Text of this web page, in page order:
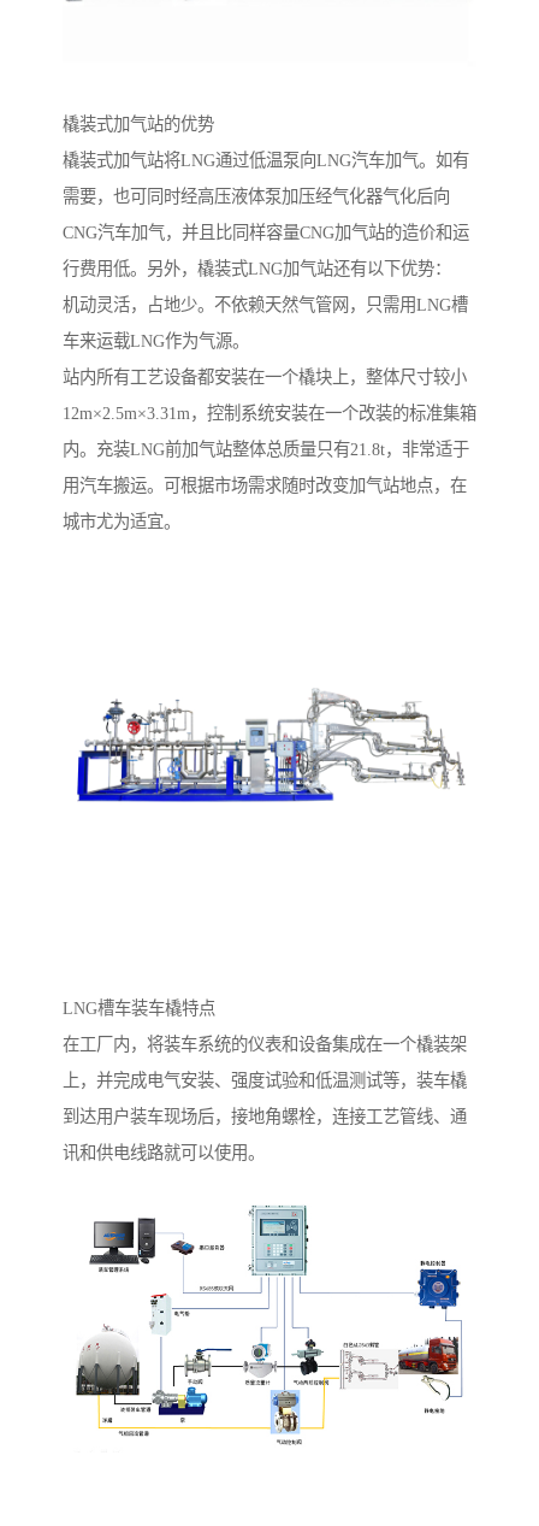
橇装式加气站的优势
橇装式加气站将LNG通过低温泵向LNG汽车加气。如有
需要，也可同时经高压液体泵加压经气化器气化后向
CNG汽车加气，并且比同样容量CNG加气站的造价和运
行费用低。另外，橇装式LNG加气站还有以下优势：
机动灵活，占地少。不依赖天然气管网，只需用LNG槽
车来运载LNG作为气源。
站内所有工艺设备都安装在一个橇块上，整体尺寸较小
12m×2.5m×3.31m，控制系统安装在一个改装的标准集箱
内。充装LNG前加气站整体总质量只有21.8t，非常适于
用汽车搬运。可根据市场需求随时改变加气站地点，在
城市尤为适宜。
LNG槽车装车橇特点
在工厂内，将装车系统的仪表和设备集成在一个橇装架
上，并完成电气安装、强度试验和低温测试等，装车橇
到达用户装车现场后，接地角螺栓，连接工艺管线、通
讯和供电线路就可以使用。